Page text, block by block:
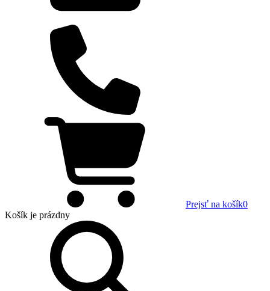
Prejsť na košík0
Košík je prázdny